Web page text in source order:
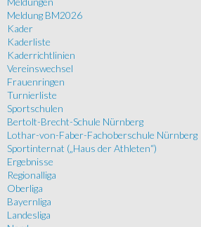
Meldung BM2026
Kader
Kaderliste
Kaderrichtlinien
Vereinswechsel
Frauenringen
Turnierliste
Sportschulen
Bertolt-Brecht-Schule Nürnberg
Lothar-von-Faber-Fachoberschule Nürnberg
Sportinternat („Haus der Athleten“)
Ergebnisse
Regionalliga
Oberliga
Bayernliga
Landesliga